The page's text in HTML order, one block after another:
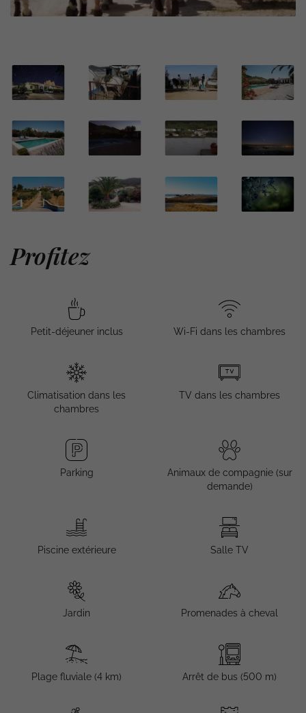
Profitez
Petit-déjeuner inclus Wi-Fi dans les chambres
Climatisation dans les
chambres
TV dans les chambres
Parking
Animaux de compagnie (sur
demande)
Piscine extérieure Salle TV
Jardin Promenades à cheval
Plage fluviale (4 km) Arrêt de bus (500 m)